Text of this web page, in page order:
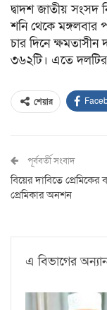
দ্বাদশ জাতীয় সংসদ
শনি থেকে মঙ্গলবার
চার দিনে
৩৬২টি। এতে
শেয়ার
পূর্ববর্তী সংবাদ
বিয়ের দাবিতে প্রেমিকের
প্রেমিকার অনশন
এ বিভাগের